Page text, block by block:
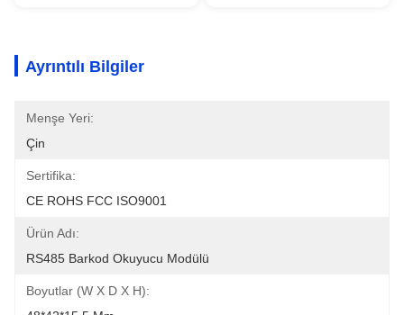
Ayrıntılı Bilgiler
Menşe Yeri:
Çin
Sertifika:
CE ROHS FCC ISO9001
Ürün Adı:
RS485 Barkod Okuyucu Modülü
Boyutlar (W X D X H):